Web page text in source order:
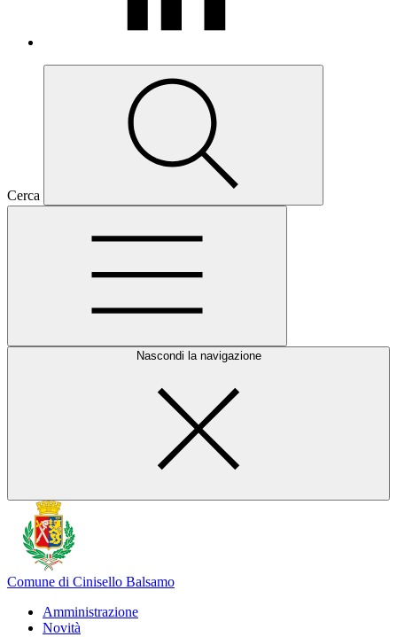
Cerca
Nascondi la navigazione
Comune di Cinisello Balsamo
Amministrazione
Novità